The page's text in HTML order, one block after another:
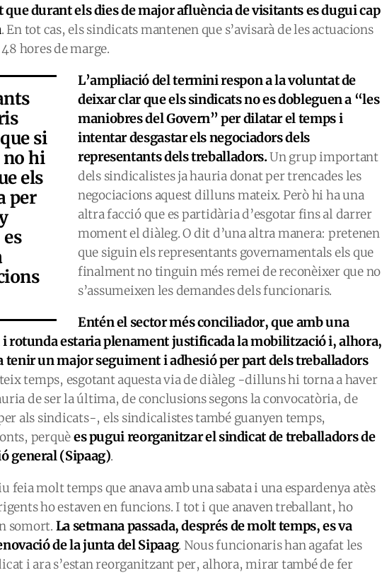
que durant els dies de major afluència de visitants es dugui cap
. En tot cas, els sindicats mantenen que s’avisarà de les actuacions
hores de marge.
si
no hi
els
per
L’ampliació del termini respon a la voluntat de
deixar clar que els sindicats no es dobleguen a “les
maniobres del Govern” per dilatar el temps i
intentar desgastar els negociadors dels
representants dels treballadors.Un grup important
dels sindicalistes ja hauria donat per trencades les
negociacions aquest dilluns mateix. Però hi ha una
altra facció que es partidària d’esgotar fins al darrer
moment el diàleg. O dit d’una altra manera: pretenen
que siguin els representants governamentals els que
finalment no tinguin més remei de reconèixer que no
s’assumeixen les demandes dels funcionaris.
Entén el sector més conciliador, que amb una
i rotunda estaria plenament justificada la mobilització i, alhora,
tenir un major seguiment i adhesió per part dels treballadors
temps, esgotant aquesta via de diàleg -dilluns hi torna a haver
de ser la última, de conclusions segons la convocatòria, de
per als sindicats-, els sindicalistes també guanyen temps,
perquèes pugui reorganitzar el sindicat de treballadors de
general (Sipaag).
feia molt temps que anava amb una sabata i una espardenya atès
ho estaven en funcions. I tot i que anaven treballant, ho
somort. La setmana passada, després de molt temps, es va
de la junta del Sipaag. Nous funcionaris han agafat les
i ara s’estan reorganitzant per, alhora, mirar també de fer